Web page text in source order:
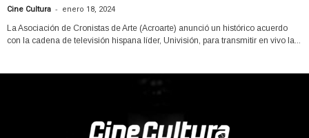
Cine Cultura - enero 18, 2024
La Asociación de Cronistas de Arte (Acroarte) anunció un histórico acuerdo
con la cadena de televisión hispana líder, Univisión, para transmitir en vivo la...